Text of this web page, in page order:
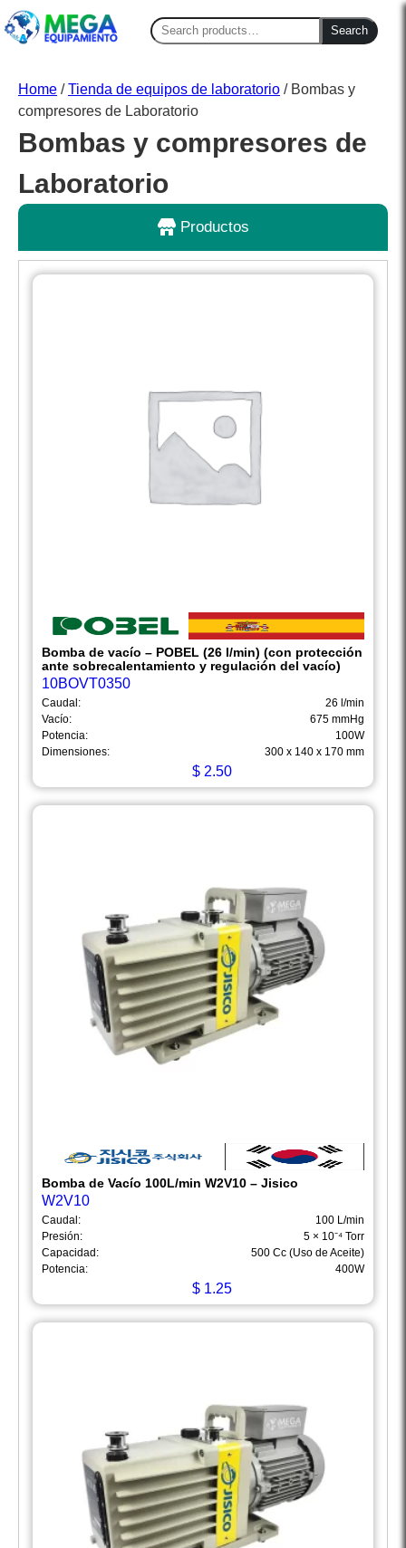
Search
for:
Search
Home /Tienda de equipos de laboratorio / Bombas y
compresores de Laboratorio
Bombas y compresores de
Laboratorio
Productos
Bomba de vacío – POBEL (26 l/min) (con protección
ante sobrecalentamiento y regulación del vacío)
10BOVT0350
Caudal:
26 l/min
Vacío:
675 mmHg
Potencia:
100W
Dimensiones:
300 x 140 x 170 mm
$ 2.50
Bomba de Vacío 100L/min W2V10 – Jisico
W2V10
Caudal:
100 L/min
Presión:
5 × 10⁻⁴ Torr
Capacidad:
500 Cc (Uso de Aceite)
Potencia:
400W
$ 1.25